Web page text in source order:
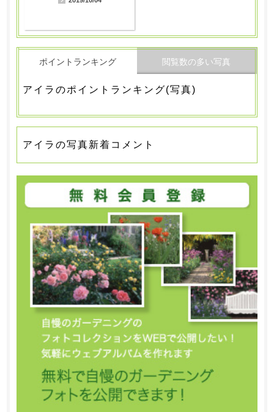
ポイントランキング 閲覧数の多い写真
アイラのポイントランキング(写真)
アイラの写真新着コメント